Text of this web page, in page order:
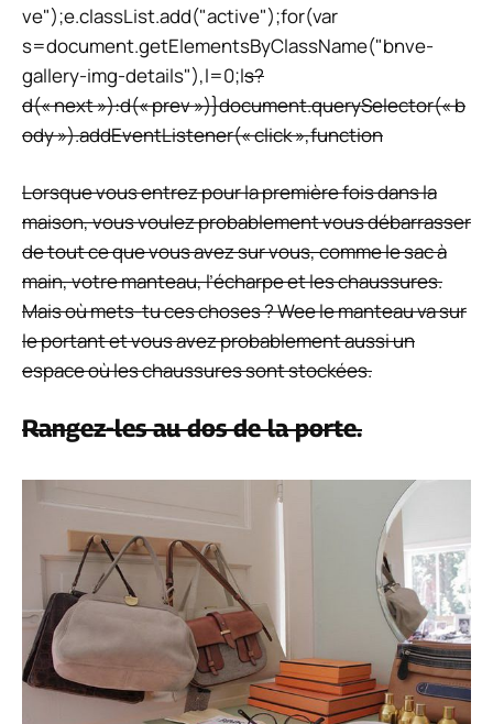
ve");e.classList.add("active");for(var
s=document.getElementsByClassName("bnve-
gallery-img-details"),l=0;ls?
d(« next »):d(« prev »)}document.querySelector(« b
ody »).addEventListener(« click »,function
Lorsque vous entrez pour la première fois dans la
maison, vous voulez probablement vous débarrasser
de tout ce que vous avez sur vous, comme le sac à
main, votre manteau, l’écharpe et les chaussures.
Mais où mets-tu ces choses ? Wee le manteau va sur
le portant et vous avez probablement aussi un
espace où les chaussures sont stockées.
Rangez-les au dos de la porte.